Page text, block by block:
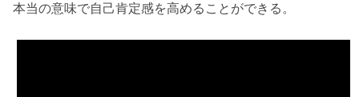
本当の意味で自己肯定感を高めることができる。